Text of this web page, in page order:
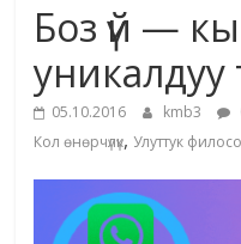
Боз үй —
05.10.2016 kmb3
Кол өнөрчүлүк, Улуттук